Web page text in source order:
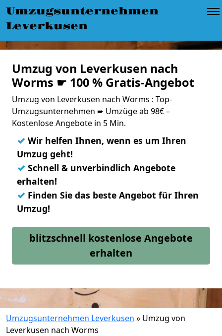
Umzugsunternehmen
Leverkusen
Umzug von Leverkusen nach
Worms ☛ 100 % Gratis-Angebot
Umzug von Leverkusen nach Worms : Top-
Umzugsunternehmen ➨ Umzüge ab 98€ –
Kostenlose Angebote in 5 Min.
✓ Wir helfen Ihnen, wenn es um Ihren
Umzug geht!
✓ Schnell & unverbindlich Angebote
erhalten!
✓ Finden Sie das beste Angebot für Ihren
Umzug!
blitzschnell kostenlose Angebote
erhalten
Umzugsunternehmen Leverkusen » Umzug von
Leverkusen nach Worms